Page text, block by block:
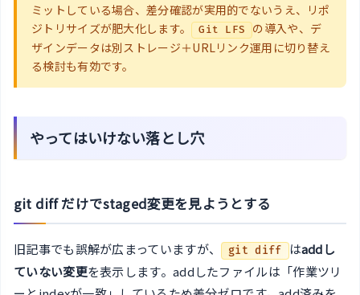
ミットしている場合、差分確認が実用的でないうえ、リポ
ジトリサイズが肥大化します。 Git LFS
の導入や、デ
ザインデータは別ストレージ＋URLリンク運用に切り替え
る検討も有効です。
やってはいけない落とし穴
git diff だけでstaged変更を見ようとする
旧記事でも誤解が広まっていますが、 git diff はaddし
ていない変更を表示します。addしたファイルは「作業ツリ